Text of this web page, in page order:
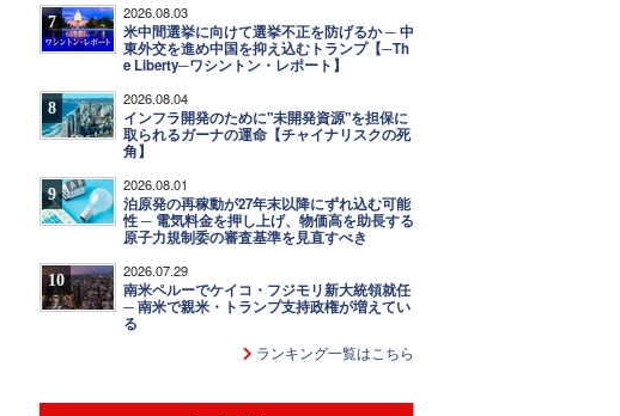
7 2026.08.03
米中間選挙に向けて選挙不正を防げるか ─ 中
東外交を進め中国を抑え込むトランプ【─Th
e Liberty─ワシントン・レポート】
8 2026.08.04
インフラ開発のために"未開発資源"を担保に
取られるガーナの運命【チャイナリスクの死
角】
9 2026.08.01
泊原発の再稼動が27年末以降にずれ込む可能
性 ─ 電気料金を押し上げ、物価高を助長する
原子力規制委の審査基準を見直すべき
10 2026.07.29
南米ペルーでケイコ・フジモリ新大統領就任
─ 南米で親米・トランプ支持政権が増えてい
る
ランキング一覧はこちら